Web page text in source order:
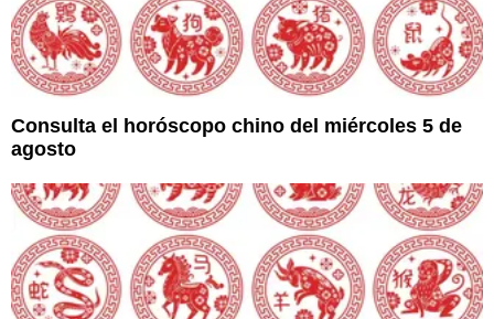
Consulta el horóscopo chino del miércoles 5 de
agosto